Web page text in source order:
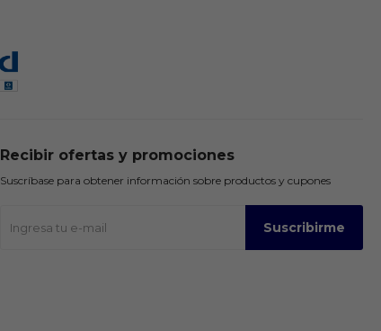
Recibir ofertas y promociones
Suscríbase para obtener información sobre productos y cupones
Suscribirme